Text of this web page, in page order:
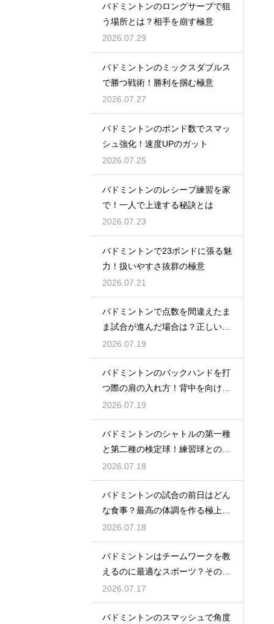
バドミントンのロングサーブで狙
う場所とは？相手を崩す極意
2026.07.29
バドミントンのミックスダブルス
で勝つ戦術！勝利を掴む極意
2026.07.27
バドミントンのポンド数でスマッ
シュ強化！速度UPのガット
2026.07.25
バドミントンのレシーブ練習を家
で！一人で上達する秘訣とは
2026.07.23
バドミントンで23ポンドに張る魅
力！扱いやすさ抜群の極意
2026.07.21
バドミントンで点数を間違えたま
ま試合が進んだ場合は？正しい修
正方法
2026.07.19
バドミントンのバックハンドを打
つ際の肩の入れ方！背中を向けて
構える
2026.07.19
バドミントンのシャトルの第一種
と第二種の検定球！練習球との違
いとは
2026.07.18
バドミントンの試合の前日はどん
な食事？最高の体調を作る極上メ
ニュー
2026.07.18
バドミントンはチームワークを教
えるのに最適なスポーツ？その理
由
2026.07.17
バドミントンのスマッシュで角度